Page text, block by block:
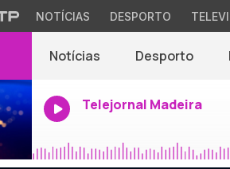
NOTÍCIAS DESPORTO
Notícias Desporto
Telejornal Madeira